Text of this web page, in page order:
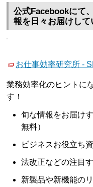
公式Facebookにて
報を日々お届けして
お仕事効率研究所 -
業務効率化のヒントに
す！
旬な情報をお届け
無料）
ビジネスお役立ち
法改正などの注目
新製品や新機能の